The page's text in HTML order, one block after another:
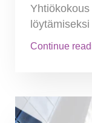
Continue